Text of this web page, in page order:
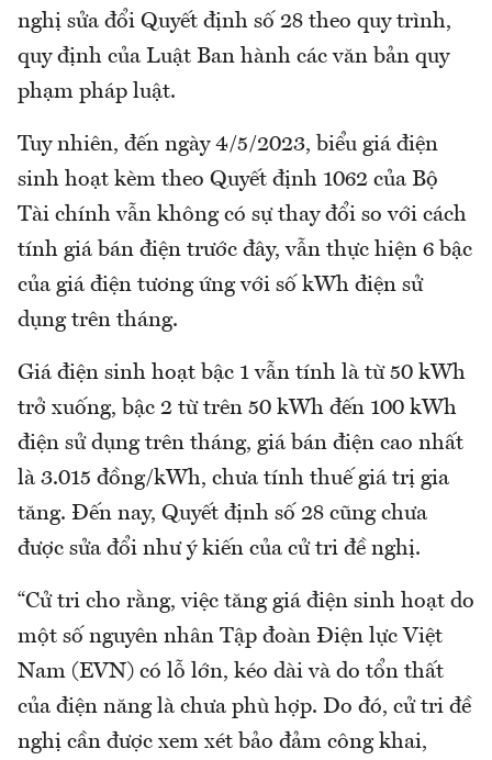
nghị sửa đổi Quyết định số 28 theo quy trình,
quy định của Luật Ban hành các văn bản quy
phạm pháp luật.
Tuy nhiên, đến ngày 4/5/2023, biểu giá điện
sinh hoạt kèm theo Quyết định 1062 của Bộ
Tài chính vẫn không có sự thay đổi so với cách
tính giá bán điện trước đây, vẫn thực hiện 6 bậc
của giá điện tương ứng với số kWh điện sử
dụng trên tháng.
Giá điện sinh hoạt bậc 1 vẫn tính là từ 50 kWh
trở xuống, bậc 2 từ trên 50 kWh đến 100 kWh
điện sử dụng trên tháng, giá bán điện cao nhất
là 3.015 đồng/kWh, chưa tính thuế giá trị gia
tăng. Đến nay, Quyết định số 28 cũng chưa
được sửa đổi như ý kiến của cử tri đề nghị.
“Cử tri cho rằng, việc tăng giá điện sinh hoạt do
một số nguyên nhân Tập đoàn Điện lực Việt
Nam (EVN) có lỗ lớn, kéo dài và do tổn thất
của điện năng là chưa phù hợp. Do đó, cử tri đề
nghị cần được xem xét bảo đảm công khai,